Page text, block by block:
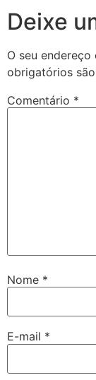
Deixe
O seu
obrigatórios
Comentário *
Nome *
E-mail *